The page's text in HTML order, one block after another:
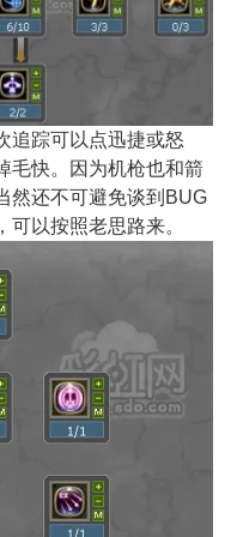
踪可以点迅捷或怒
毛快。因为机枪也和箭
然还不可避免谈到BUG
可以按照老思路来。